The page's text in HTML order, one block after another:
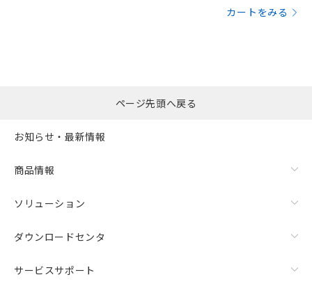
カートをみる
ページ先頭へ戻る
お知らせ・最新情報
商品情報
ソリューション
ダウンロードセンタ
サービスサポート